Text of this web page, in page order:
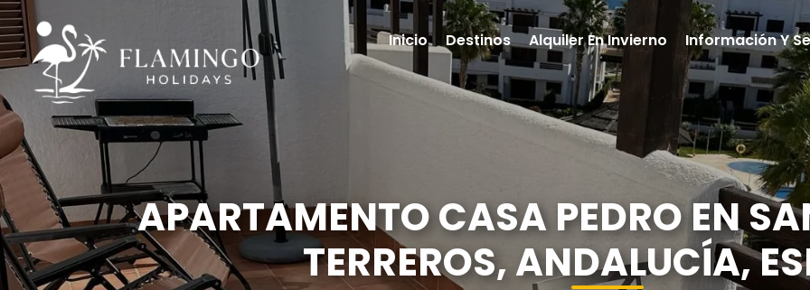
APARTAMENTO CASA PEDRO EN
TERREROS, ANDALUCÍA,
Inicio Destinos Alquiler En Invierno Información Y